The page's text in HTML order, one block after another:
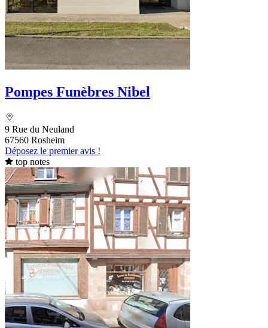
Pompes Funèbres Nibel
9 Rue du Neuland
67560 Rosheim
Déposez le premier avis !
top notes